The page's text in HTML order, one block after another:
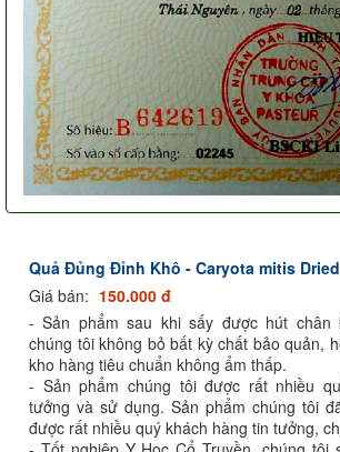
Quả Đủng Đỉnh Khô - Caryota mitis
Giá bán: 150.000 đ
- Sản phẩm sau khi sấy được hút chân
chúng tôi không bỏ bất kỳ chất bảo quản,
kho hàng tiêu chuẩn không ẩm thấp.
- Sản phẩm chúng tôi được rất nhiều
tưởng và sử dụng. Sản phẩm chúng tôi
được rất nhiều quý khách hàng tin tưởng,